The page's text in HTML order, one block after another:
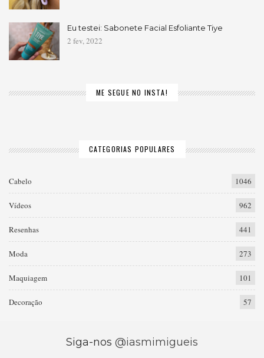
Eu testei: Sabonete Facial Esfoliante Tiye
2 fev, 2022
ME SEGUE NO INSTA!
CATEGORIAS POPULARES
Cabelo 1046
Vídeos 962
Resenhas 441
Moda 273
Maquiagem 101
Decoração 57
Siga-nos @iasmimigueis